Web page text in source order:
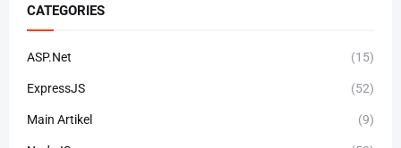
CATEGORIES
ASP.Net (15)
ExpressJS (52)
Main Artikel (9)